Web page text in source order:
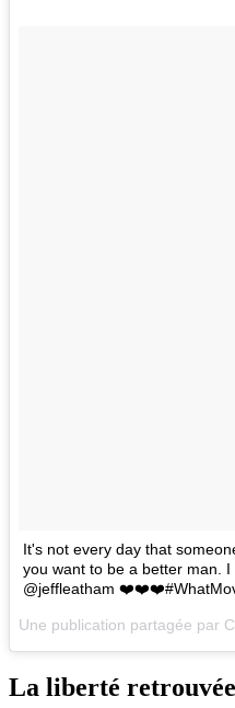
It's not every day that
you want to be a better man.
@jeffleatham
La liberté retrouvée